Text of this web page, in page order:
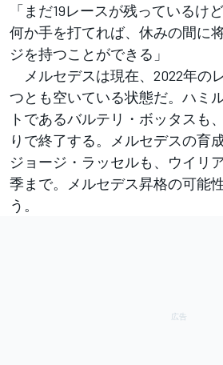
「まだ19レースが残っているけ
何か手を打てれば、休みの間に
ジを持つことができる」
メルセデスは現在、2022年の
つとも空いている状態だ。ハミ
トであるバルテリ・ボッタスも
りで終了する。メルセデスの育
ジョージ・ラッセルも、ウイリ
季まで。メルセデス昇格の可能
う。